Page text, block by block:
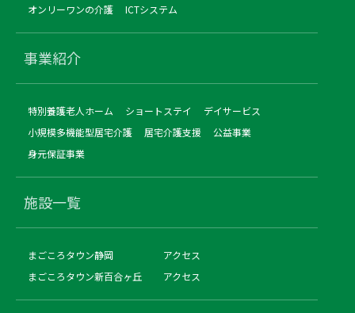
オンリーワンの介護 ICTシステム
事業紹介
特別養護老人ホーム ショートステイ
デイサービス
小規模多機能型居宅介護
居宅介護支援
公益事業
身元保証事業
施設一覧
まごころタウン静岡
アクセス
まごころタウン新百合ヶ丘
アクセス